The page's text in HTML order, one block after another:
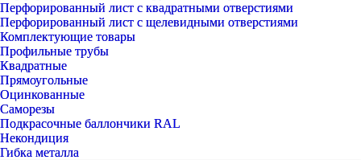
Перфорированный лист с квадратными отверстиями
Перфорированный лист с щелевидными отверстиями
Комплектующие товары
Профильные трубы
Квадратные
Прямоугольные
Оцинкованные
Саморезы
Подкрасочные баллончики RAL
Некондиция
Гибка металла